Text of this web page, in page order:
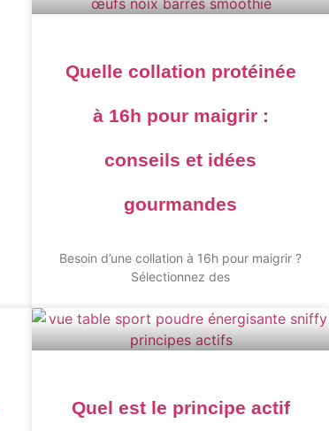
Quelle collation protéinée
à 16h pour maigrir :
conseils et idées
gourmandes
Besoin d’une collation à 16h pour maigrir ?
Sélectionnez des
Quel est le principe actif